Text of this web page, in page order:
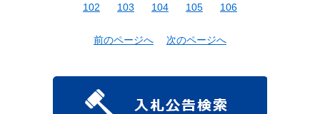
102
103 104 105 106
前のページへ 次のページへ